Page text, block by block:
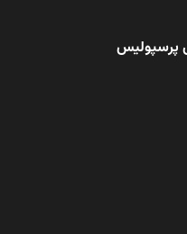
پرسپولیس